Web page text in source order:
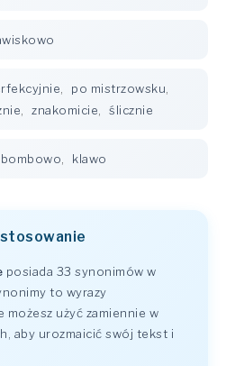
, po mistrzowsku,
, znakomicie, ślicznie
bombowo, klawo
posiada 33 synonimów w
to wyrazy
możesz użyć zamiennie w
aby urozmaicić swój tekst i